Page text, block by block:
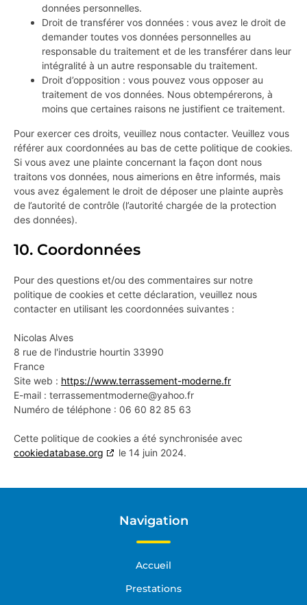
données personnelles.
Droit de transférer vos données : vous avez le droit de
demander toutes vos données personnelles au
responsable du traitement et de les transférer dans leur
intégralité à un autre responsable du traitement.
Droit d’opposition : vous pouvez vous opposer au
traitement de vos données. Nous obtempérerons, à
moins que certaines raisons ne justifient ce traitement.
Pour exercer ces droits, veuillez nous contacter. Veuillez vous
référer aux coordonnées au bas de cette politique de cookies.
Si vous avez une plainte concernant la façon dont nous
traitons vos données, nous aimerions en être informés, mais
vous avez également le droit de déposer une plainte auprès
de l’autorité de contrôle (l’autorité chargée de la protection
des données).
10. Coordonnées
Pour des questions et/ou des commentaires sur notre
politique de cookies et cette déclaration, veuillez nous
contacter en utilisant les coordonnées suivantes :
Nicolas Alves
8 rue de l'industrie hourtin 33990
France
Site web : https://www.terrassement-moderne.fr
E-mail : terrassementmoderne@yahoo.fr
Numéro de téléphone : 06 60 82 85 63
Cette politique de cookies a été synchronisée avec
cookiedatabase.org
le 14 juin 2024.
Navigation
Accueil
Prestations